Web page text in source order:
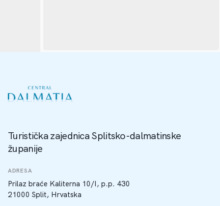
Turistička zajednica Splitsko-dalmatinske
županije
ADRESA
Prilaz braće Kaliterna 10/I, p.p. 430
21000 Split, Hrvatska